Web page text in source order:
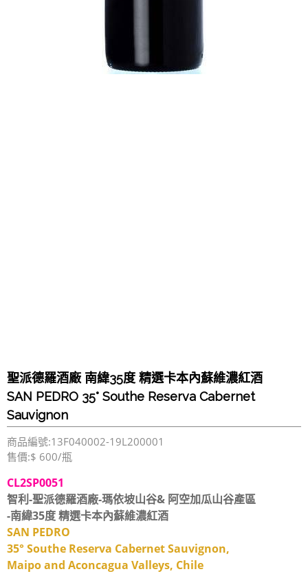
聖派德羅酒廠 南緯35度 精選卡本內蘇維濃紅酒
SAN PEDRO 35° Southe Reserva Cabernet
Sauvignon
商品編號:13F040002-19L200001
售價:$ 600/瓶
CL2SP0051
智利-聖派德羅酒廠-瑪依坡山谷& 阿空加瓜山谷產區
-南緯35度 精選卡本內蘇維濃紅酒
SAN PEDRO
35° Southe Reserva Cabernet Sauvignon,
Maipo and Aconcagua Valleys, Chile